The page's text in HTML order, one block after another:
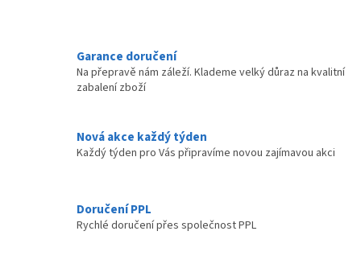
Garance doručení
Na přepravě nám záleží. Klademe velký důraz na kvalitní
zabalení zboží
Nová akce každý týden
Každý týden pro Vás připravíme novou zajímavou akci
Doručení PPL
Rychlé doručení přes společnost PPL